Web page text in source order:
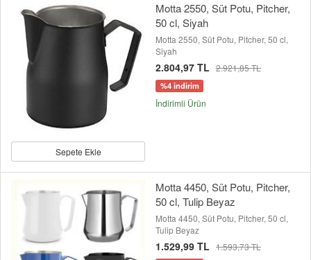
Sepete Ekle
Motta 2550, Süt Potu, Pitcher,
50 cl, Siyah
Motta 2550, Süt Potu, Pitcher, 50 cl,
Siyah
2.804,97 TL 2.921,85 TL
%4 indirim
İndirimli Ürün
Motta 4450, Süt Potu, Pitcher,
50 cl, Tulip Beyaz
Motta 4450, Süt Potu, Pitcher, 50 cl,
Tulip Beyaz
1.529,99 TL 1.593,73 TL